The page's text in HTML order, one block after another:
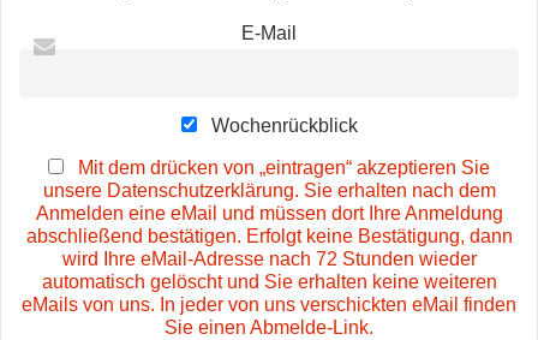
E-Mail
Wochenrückblick
Mit dem drücken von „eintragen“ akzeptieren Sie
unsere Datenschutzerklärung. Sie erhalten nach dem
Anmelden eine eMail und müssen dort Ihre Anmeldung
abschließend bestätigen. Erfolgt keine Bestätigung, dann
wird Ihre eMail-Adresse nach 72 Stunden wieder
automatisch gelöscht und Sie erhalten keine weiteren
eMails von uns. In jeder von uns verschickten eMail finden
Sie einen Abmelde-Link.